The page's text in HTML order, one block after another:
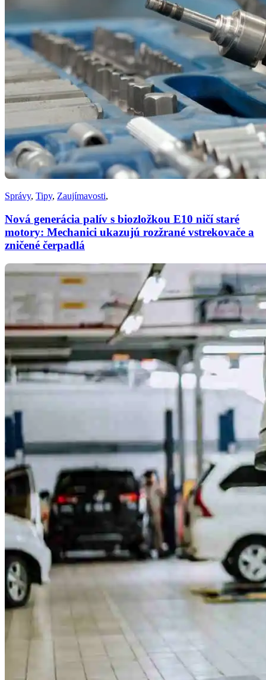
Správy, Tipy, Zaujímavosti,
Nová generácia palív s biozložkou E10 ničí staré
motory: Mechanici ukazujú rozžrané vstrekovače a
zničené čerpadlá